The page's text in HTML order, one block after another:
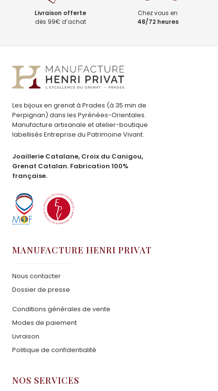
Livraison offerte
dès 99€ d’achat
Chez vous en
48/72 heures
Les bijoux en grenat à Prades (à 35 min de
Perpignan) dans les Pyrénées-Orientales.
Manufacture artisanale et atelier-boutique
labellisés Entreprise du Patrimoine Vivant.
Joaillerie Catalane, Croix du Canigou,
Grenat Catalan. Fabrication 100%
française.
MANUFACTURE HENRI PRIVAT
Nous contacter
Dossier de presse
Conditions générales de vente
Modes de paiement
Livraison
Politique de confidentialité
NOS SERVICES